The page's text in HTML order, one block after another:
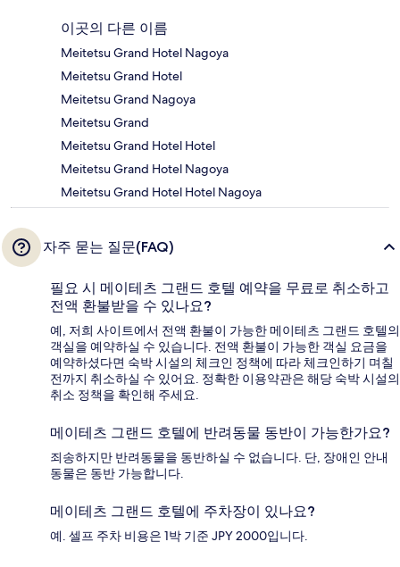
이곳의 다른 이름
Meitetsu Grand Hotel Nagoya
Meitetsu Grand Hotel
Meitetsu Grand Nagoya
Meitetsu Grand
Meitetsu Grand Hotel Hotel
Meitetsu Grand Hotel Nagoya
Meitetsu Grand Hotel Hotel Nagoya
자주 묻는 질문(FAQ)
필요 시 메이테츠 그랜드 호텔 예약을 무료로 취소하고
전액 환불받을 수 있나요?
예, 저희 사이트에서 전액 환불이 가능한 메이테츠 그랜드 호텔의
객실을 예약하실 수 있습니다. 전액 환불이 가능한 객실 요금을
예약하셨다면 숙박 시설의 체크인 정책에 따라 체크인하기 며칠
전까지 취소하실 수 있어요. 정확한 이용약관은 해당 숙박 시설의
취소 정책을 확인해 주세요.
메이테츠 그랜드 호텔에 반려동물 동반이 가능한가요?
죄송하지만 반려동물을 동반하실 수 없습니다. 단, 장애인 안내
동물은 동반 가능합니다.
메이테츠 그랜드 호텔에 주차장이 있나요?
예. 셀프 주차 비용은 1박 기준 JPY 2000입니다.